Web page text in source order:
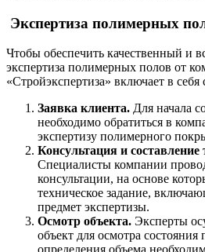
Экспертиза полимерных
Чтобы обеспечить качественный и
экспертиза полимерных полов от
«Стройэкспертиза» включает в
Заявка клиента. Для начала
необходимо обратиться в
экспертизу полимерного
Консультация и составление
Специалисты компании
консультации, на основе
техническое задание,
предмет экспертизы.
Осмотр объекта. Эксперты
объект для осмотра